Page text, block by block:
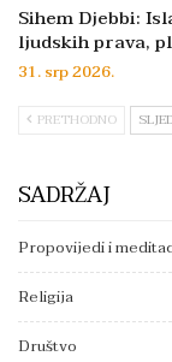
Sihem Djebbi:
ljudskih prava,
31. srp 2026.
PRETHODNO
SADRŽAJ
Propovijedi i
Religija
Društvo